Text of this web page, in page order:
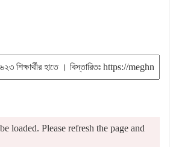
loaded. Please refresh the page and